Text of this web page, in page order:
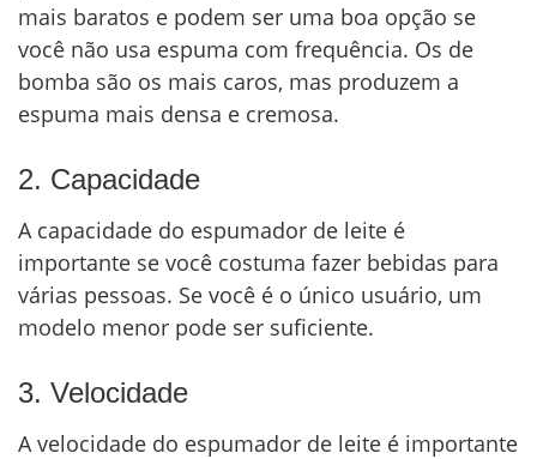
mais baratos e podem ser uma boa opção se
você não usa espuma com frequência. Os de
bomba são os mais caros, mas produzem a
espuma mais densa e cremosa.
2. Capacidade
A capacidade do espumador de leite é
importante se você costuma fazer bebidas para
várias pessoas. Se você é o único usuário, um
modelo menor pode ser suficiente.
3. Velocidade
A velocidade do espumador de leite é importante